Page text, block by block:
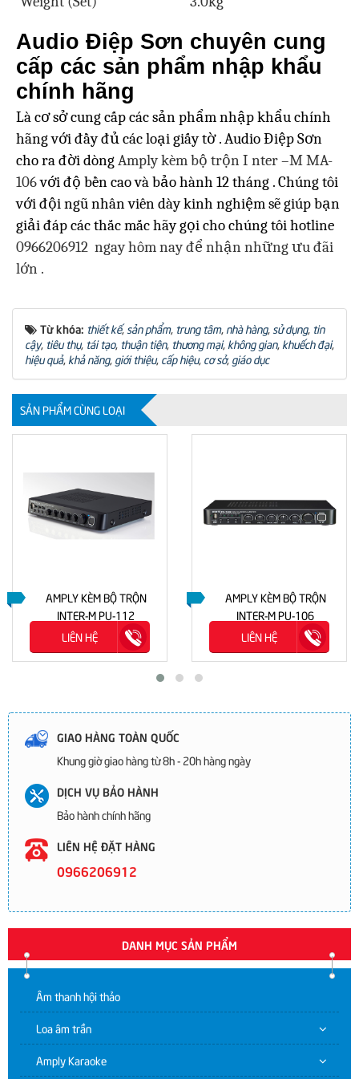
Audio Điệp Sơn chuyên cung
cấp các sản phẩm nhập khẩu
chính hãng
Là cơ sở cung cấp các sản phẩm nhập khẩu chính
hãng với đầy đủ các loại giấy tờ . Audio Điệp Sơn
cho ra đời dòngAmplykèm bộ trộnI nter –M MA-
106với độ bền cao và bảo hành 12 tháng . Chúng tôi
với đội ngũ nhân viên dày kinh nghiệm sẽ giúp bạn
giải đáp các thắc mắc hãy gọi cho chúng tôi hotline
0966206912 ngay hôm nay để nhận những ưu đãi
lớn .
Từ khóa: thiết kế,sản phẩm, trung tâm, nhà hàng, sử dụng, tin
cậy, tiêu thụ, tái tạo, thuận tiện, thương mại, không gian, khuếch đại,
hiệu quả, khả năng, giới thiệu, cấp hiệu, cơ sở, giáo dục
SẢN PHẨM CÙNG LOẠI
AMPLY KÈM BỘ TRỘN
INTER-M PU-112
LIÊN HỆ
AMPLY KÈM BỘ TRỘN
INTER-M PU-106
LIÊN HỆ
GIAO HÀNG TOÀN QUỐC
Khung giờ giao hàng từ 8h - 20h hàng ngày
DỊCH VỤ BẢO HÀNH
Bảo hành chính hãng
LIÊN HỆ ĐẶT HÀNG
0966206912
DANH MỤC SẢN PHẨM
Âm thanh hội thảo
Loa âm trần
Amply Karaoke